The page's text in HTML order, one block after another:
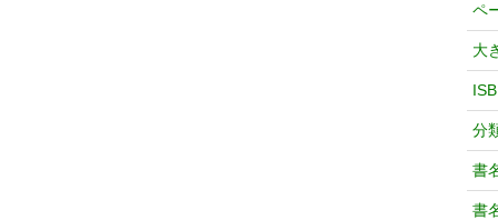
ペ
大
分
書
書